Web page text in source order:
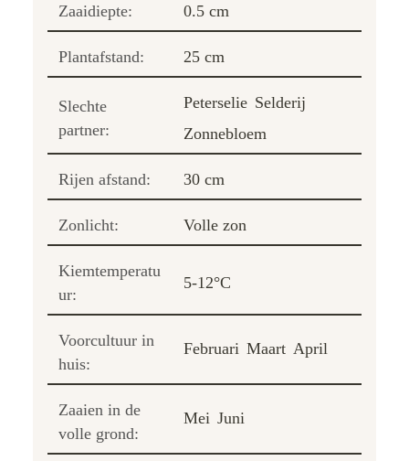
Zaaidiepte: 0.5 cm
Plantafstand: 25 cm
Slechte
partner:
Peterselie Selderij
Zonnebloem
Rijen afstand: 30 cm
Zonlicht: Volle zon
Kiemtemperatu
ur:
5-12°C
Voorcultuur in
huis:
Februari Maart April
Zaaien in de
volle grond:
Mei Juni